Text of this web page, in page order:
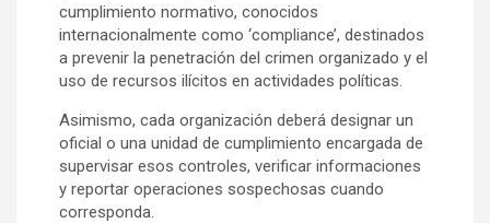
cumplimiento normativo, conocidos
internacionalmente como ‘compliance’, destinados
a prevenir la penetración del crimen organizado y el
uso de recursos ilícitos en actividades políticas.
Asimismo, cada organización deberá designar un
oficial o una unidad de cumplimiento encargada de
supervisar esos controles, verificar informaciones
y reportar operaciones sospechosas cuando
corresponda.